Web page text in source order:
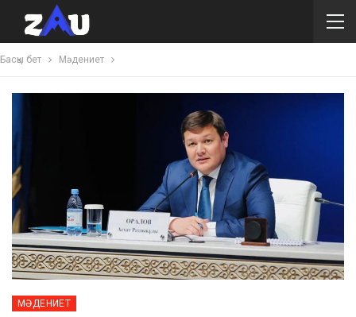
Басқы бет Мәдениет
МӘДЕНИЕТ